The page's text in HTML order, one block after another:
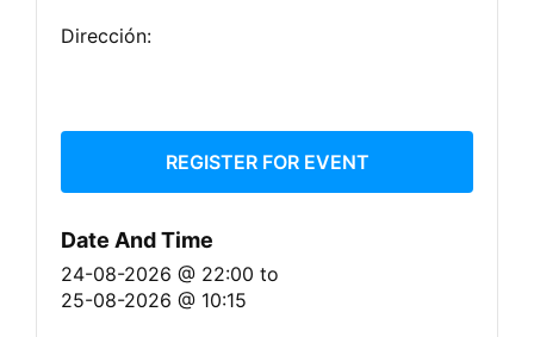
Dirección:
REGISTER FOR EVENT
Date And Time
24-08-2026 @ 22:00 to
25-08-2026 @ 10:15